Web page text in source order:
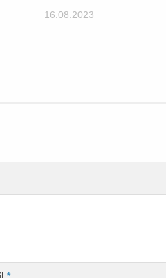
16.08.2023
*